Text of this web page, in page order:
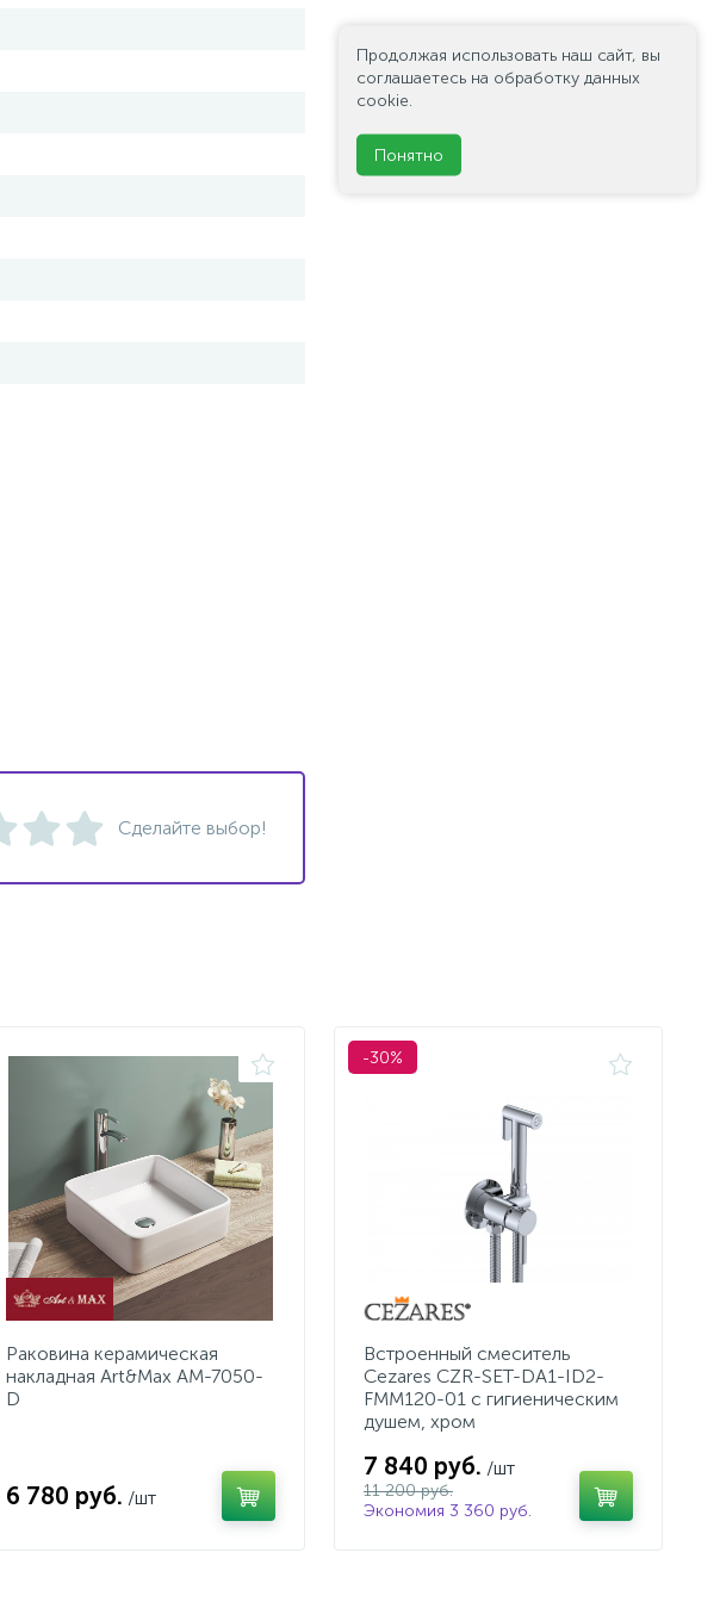
Сделайте выбор!
Раковина керамическая
накладная Art&Max AM-7050-
D
6 780 руб. /шт
-30%
Встроенный смеситель
Cezares CZR-SET-DA1-ID2-
FMM120-01 с гигиеническим
душем, хром
7 840 руб. /шт
11 200 руб.
Экономия 3 360 руб.
Продолжая использовать наш сайт, вы
соглашаетесь на обработку данных
cookie.
Понятно